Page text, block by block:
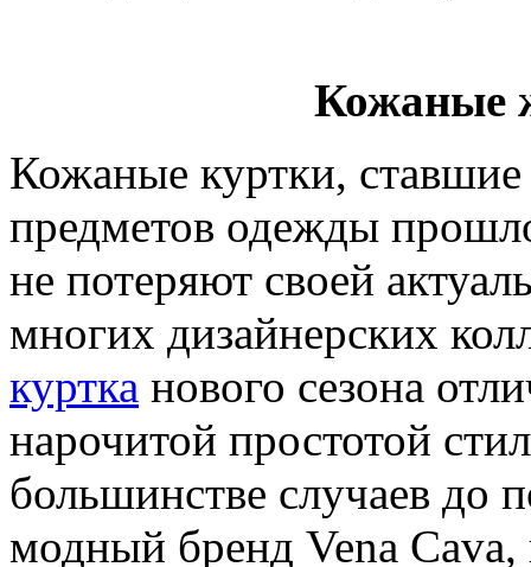
Кожаные
Кожаные куртки,
предметов одежды
не потеряют своей
многих дизайнерских
куртка нового сезона
нарочитой простотой
большинстве случаев до
модный бренд Vena Cava,